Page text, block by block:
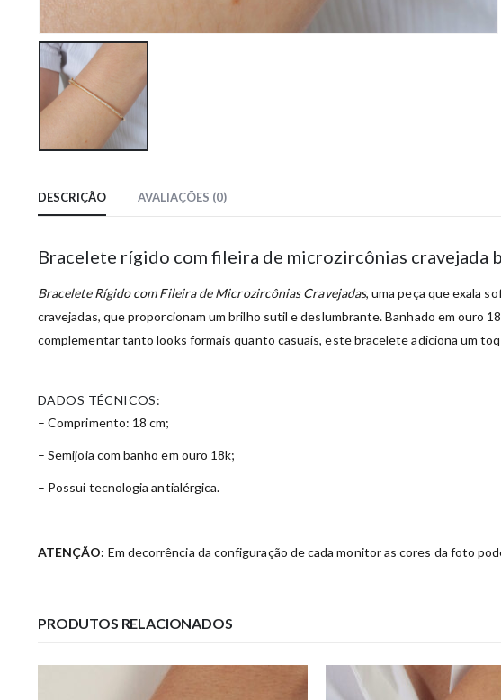
DESCRIÇÃO AVALIAÇÕES (0)
Bracelete rígido com fileira de microzircônias cravejada
Bracelete Rígido com Fileira de Microzircônias Cravejadas, uma peça que exala
cravejadas, que proporcionam um brilho sutil e deslumbrante. Banhado em ouro
complementar tanto looks formais quanto casuais, este bracelete adiciona um
DADOS TÉCNICOS:
– Comprimento: 18 cm;
– Semijoia com banho em ouro 18k;
– Possui tecnologia antialérgica.
ATENÇÃO: Em decorrência da configuração de cada monitor as cores da foto
PRODUTOS RELACIONADOS